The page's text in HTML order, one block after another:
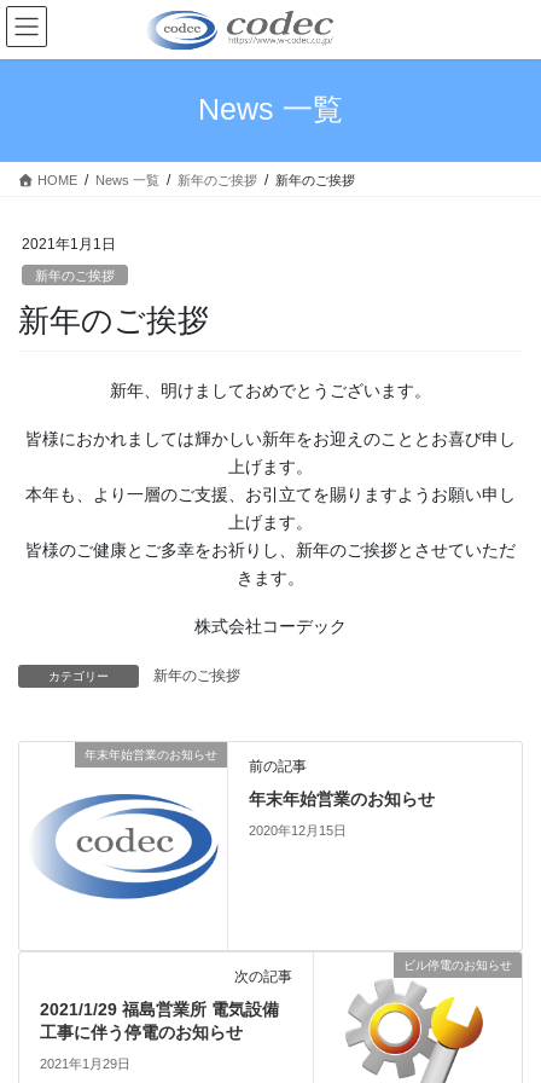
コ
ン
テ
ス
ナ
ビ
ゲ
ン
News 一覧
HOME News 一覧 新年のご挨拶 新年のご挨拶
2021年1月1日
新年のご挨拶
新年のご挨拶
新年、明けましておめでとうございます。
皆様におかれましては輝かしい新年をお迎えのこととお喜び申し
上げます。
本年も、より一層のご支援、お引立てを賜りますようお願い申し
上げます。
皆様のご健康とご多幸をお祈りし、新年のご挨拶とさせていただ
きます。
株式会社コーデック
カテゴリー 新年のご挨拶
年末年始営業のお知らせ
前の記事
年末年始営業のお知らせ
2020年12月15日
ビル停電のお知らせ
次の記事
2021/1/29 福島営業所 電気設備
工事に伴う停電のお知らせ
2021年1月29日